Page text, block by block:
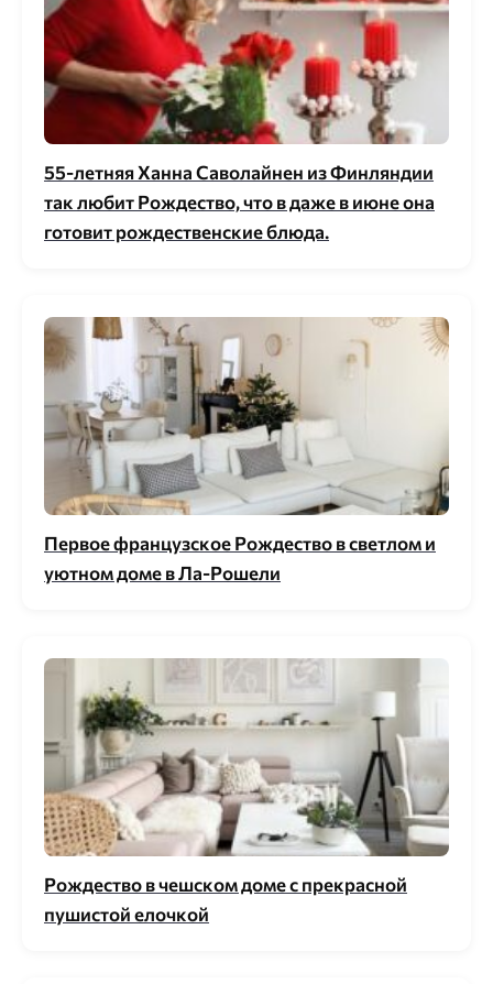
55-летняя Ханна Саволайнен из Финляндии
так любит Рождество, что в даже в июне она
готовит рождественские блюда.
Первое французское Рождество в светлом и
уютном доме в Ла-Рошели
Рождество в чешском доме с прекрасной
пушистой елочкой